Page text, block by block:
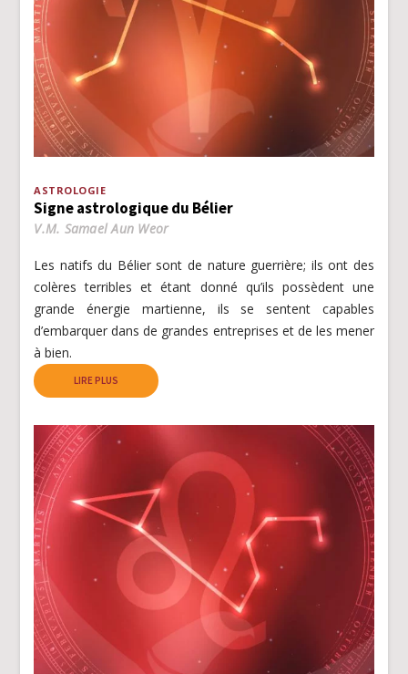
ASTROLOGIE
Signe astrologique du Bélier
V.M. Samael Aun Weor
Les natifs du Bélier sont de nature guerrière; ils ont des
colères terribles et étant donné qu’ils possèdent une
grande énergie martienne, ils se sentent capables
d’embarquer dans de grandes entreprises et de les mener
à bien.
LIRE PLUS